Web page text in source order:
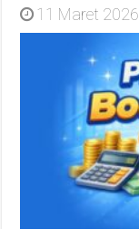
11 Maret 2026